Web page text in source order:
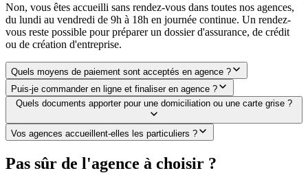
Non, vous êtes accueilli sans rendez-vous dans toutes nos agences,
du lundi au vendredi de 9h à 18h en journée continue. Un rendez-
vous reste possible pour préparer un dossier d'assurance, de crédit
ou de création d'entreprise.
Quels moyens de paiement sont acceptés en agence ?
Puis-je commander en ligne et finaliser en agence ?
Quels documents apporter pour une domiciliation ou une carte grise ?
Vos agences accueillent-elles les particuliers ?
Pas sûr de l'agence à choisir ?